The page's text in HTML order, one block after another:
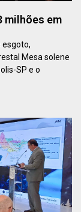
milhões em
Mesa solene
SP e o